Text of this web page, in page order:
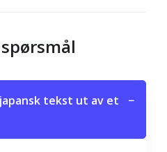
tekst ut av et
−